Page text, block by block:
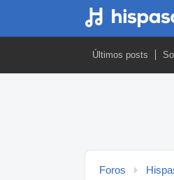
Últimos posts
Foros